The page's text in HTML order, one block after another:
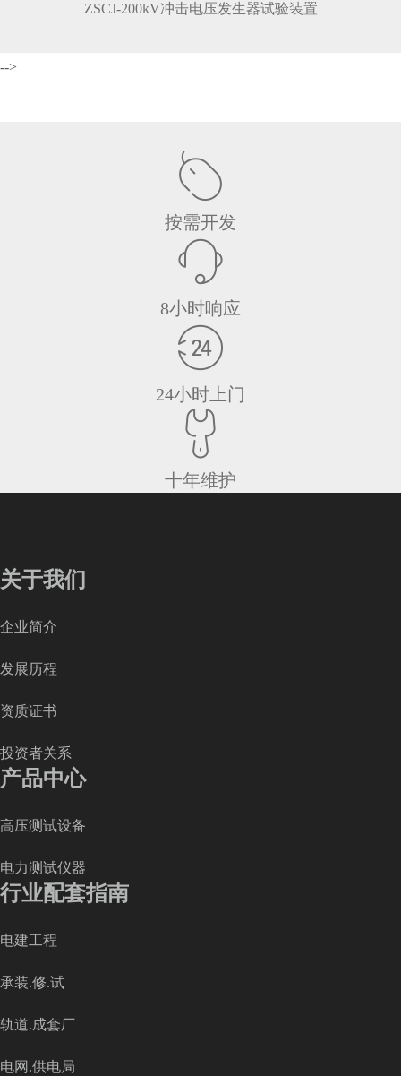
ZSCJ-200kV冲击电压发生器试验装置
-->
按需开发
8小时响应
24小时上门
十年维护
关于我们
企业简介
发展历程
资质证书
投资者关系
产品中心
高压测试设备
电力测试仪器
行业配套指南
电建工程
承装.修.试
轨道.成套厂
电网.供电局